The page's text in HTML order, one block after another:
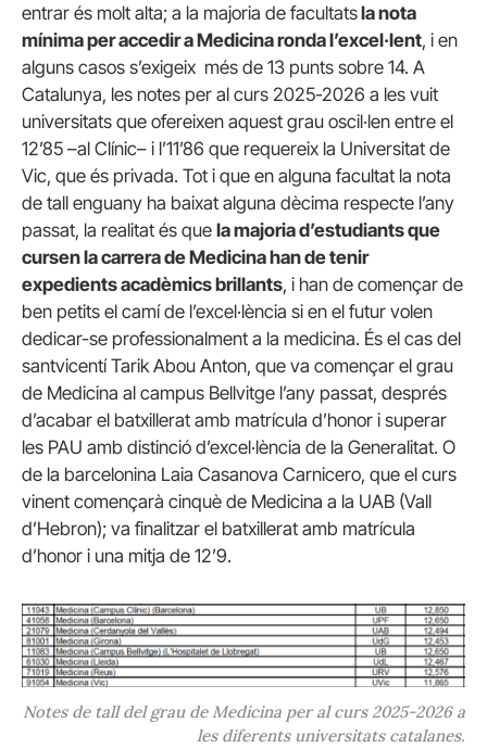
entrar és molt alta; a la majoria de facultatsla nota
mínima per accedir a Medicina ronda l’excel·lent, i en
alguns casos s’exigeix més de 13 punts sobre 14. A
Catalunya, les notes per al curs 2025-2026 a les vuit
universitats que ofereixen aquest grau oscil·len entre el
12’85 –al Clínic– i l’11’86 que requereix la Universitat de
Vic, que és privada. Tot i que en alguna facultat la nota
de tall enguany ha baixat alguna dècima respecte l’any
passat, la realitat és que la majoria d’estudiants que
cursen la carrera de Medicina han de tenir
expedients acadèmics brillants, i han de començar de
ben petits el camí de l’excel·lència si en el futur volen
dedicar-se professionalment a la medicina. És el cas del
santvicentí Tarik Abou Anton, que va començar el grau
de Medicina al campus Bellvitge l’any passat, després
d’acabar el batxillerat amb matrícula d’honor i superar
les PAU amb distinció d’excel·lència de la Generalitat. O
de la barcelonina Laia Casanova Carnicero, que el curs
vinent començarà cinquè de Medicina a la UAB (Vall
d’Hebron); va finalitzar el batxillerat amb matrícula
d’honor i una mitja de 12’9.
Notes de tall del grau de Medicina per al curs 2025-2026 a
les diferents universitats catalanes.